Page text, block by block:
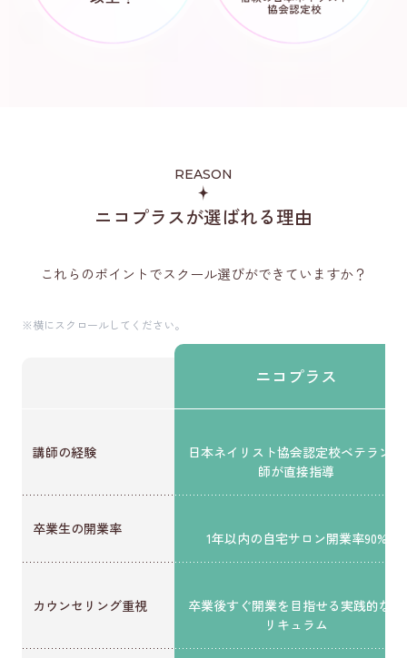
REASON
ニコプラスが選ばれる理由
これらのポイントでスクール選びができていますか？
※横にスクロールしてください。
ニコプラス
講師の経験
日本ネイリスト協会認定校ベテラン講
師が直接指導
卒業生の開業率
1年以内の自宅サロン開業率90%
カウンセリング重視
卒業後すぐ開業を目指せる実践的なカ
リキュラム